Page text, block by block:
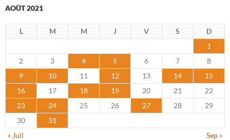
AOÛT 2021
L M M J V S
D
1
2
3 4 5 6 7
8
9
10 11 12 13 14
15
16
17 18 19 20 21
22
23
24 25 26 27 28
29
30
31
« Juil
Sep »